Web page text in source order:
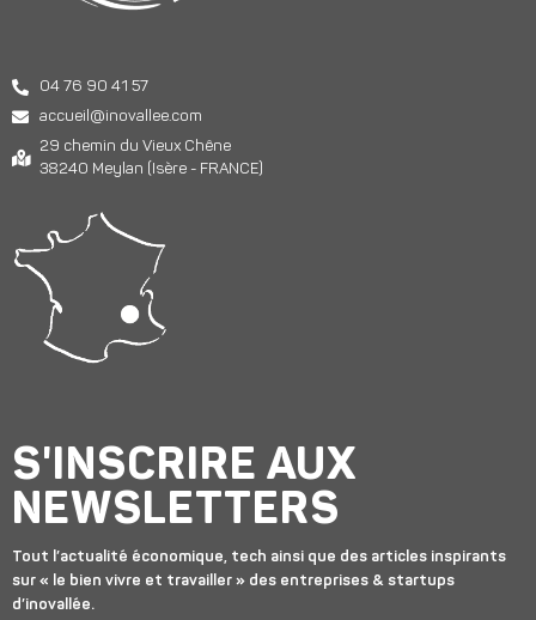
04 76 90 41 57
accueil@inovallee.com
29 chemin du Vieux Chêne
38240 Meylan (Isère - FRANCE)
S'INSCRIRE AUX
NEWSLETTERS
Tout l’actualité économique, tech ainsi que des articles inspirants
sur « le bien vivre et travailler » des entreprises & startups
d’inovallée.